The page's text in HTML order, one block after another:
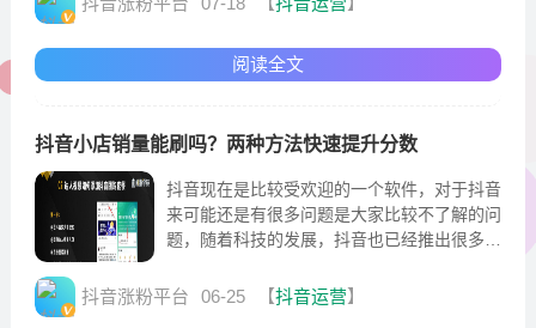
阅读全文
抖音小店销量能刷吗？两种方法快速提升分数
抖音现在是比较受欢迎的一个软件，对于抖音
来可能还是有很多问题是大家比较不了解的问
题，随着科技的发展，抖音也已经推出很多年
抖音涨粉平台 06-25 【抖音运营】